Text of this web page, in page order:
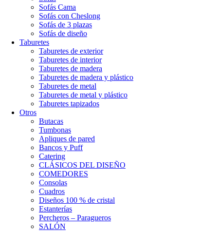
Sofás Cama
Sofás con Cheslong
Sofás de 3 plazas
Sofás de diseño
Taburetes
Taburetes de exterior
Taburetes de interior
Taburetes de madera
Taburetes de madera y plástico
Taburetes de metal
Taburetes de metal y plástico
Taburetes tapizados
Otros
Butacas
Tumbonas
Apliques de pared
Bancos y Puff
Catering
CLÁSICOS DEL DISEÑO
COMEDORES
Consolas
Cuadros
Diseños 100 % de cristal
Estanterías
Percheros – Paragueros
SALÓN